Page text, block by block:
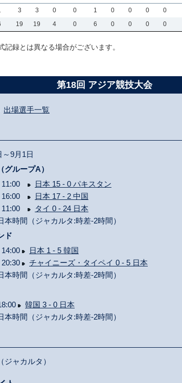
3 3 0 0 1 0 0 0 0
19 19 4 0 6 0 0 0 0
録とは異なる場合がございます。
第18回 アジア競技大会
出場選手一覧
～9月1日
グループA）
11:00
日本 15 - 0 パキスタン
16:00
日本 17 - 2 中国
11:00
タイ 0 - 24 日本
時間（ジャカルタ:時差-2時間）
ド
日本 1 - 5 韓国
チャイニーズ・タイペイ 0 - 5 日本
時間（ジャカルタ:時差-2時間）
韓国 3 - 0 日本
時間（ジャカルタ:時差-2時間）
ジャカルタ）